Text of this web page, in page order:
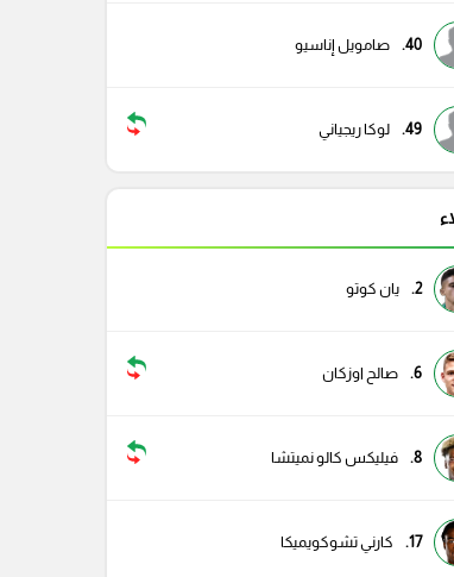
40. صامويل إناسيو
49. لوكا ريجياني
2. يان كوتو
6. صالح اوزكان
8. فيليكس كالو نميتشا
17. كارني تشوكويميكا